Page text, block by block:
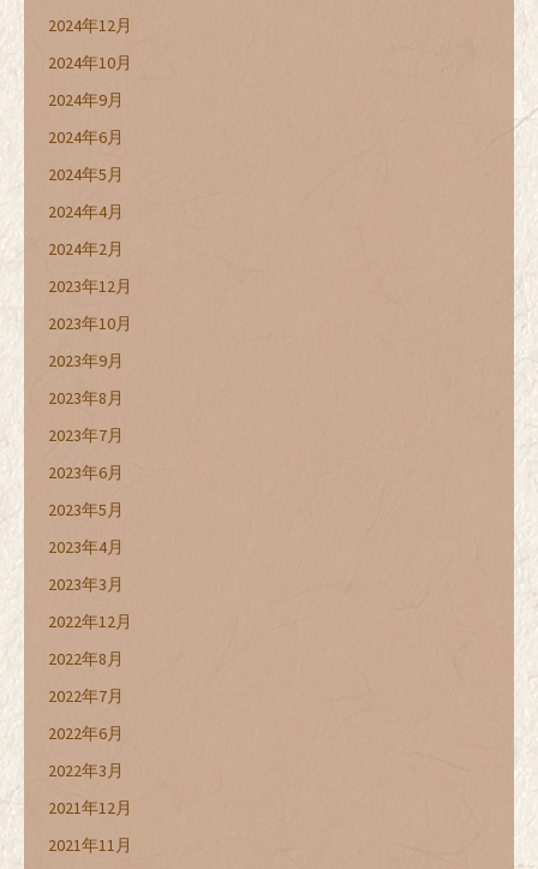
2024年12月
2024年10月
2024年9月
2024年6月
2024年5月
2024年4月
2024年2月
2023年12月
2023年10月
2023年9月
2023年8月
2023年7月
2023年6月
2023年5月
2023年4月
2023年3月
2022年12月
2022年8月
2022年7月
2022年6月
2022年3月
2021年12月
2021年11月